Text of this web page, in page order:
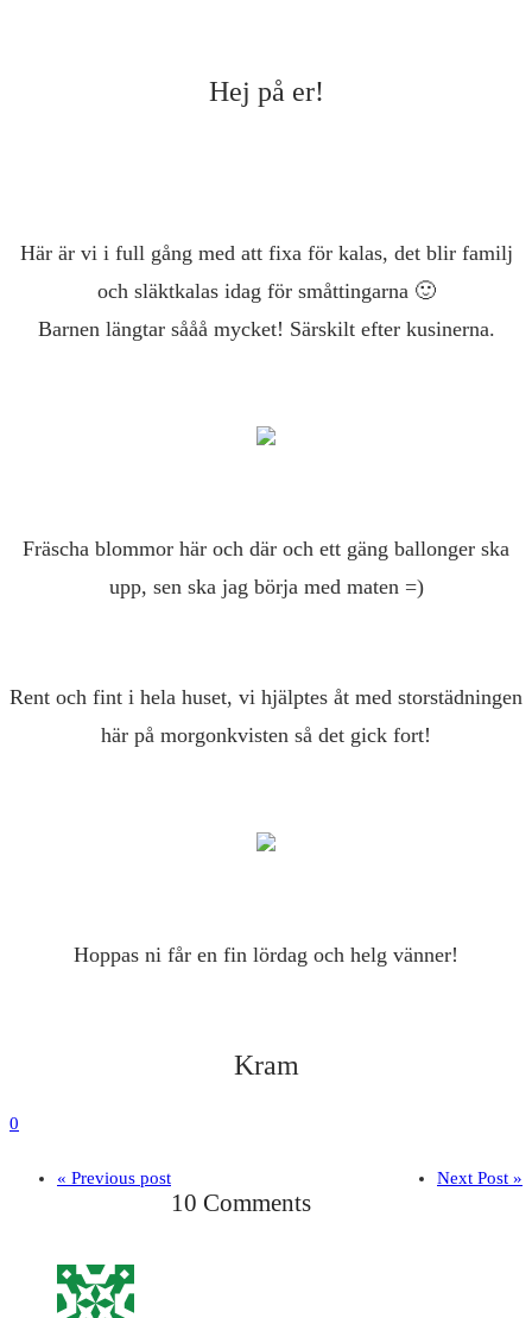
Hej på er!
Här är vi i full gång med att fixa för kalas, det blir familj
och släktkalas idag för småttingarna 🙂
Barnen längtar sååå mycket! Särskilt efter kusinerna.
Fräscha blommor här och där och ett gäng ballonger ska
upp, sen ska jag börja med maten =)
Rent och fint i hela huset, vi hjälptes åt med storstädningen
här på morgonkvisten så det gick fort!
Hoppas ni får en fin lördag och helg vänner!
Kram
0
« Previous post Next Post »
10 Comments